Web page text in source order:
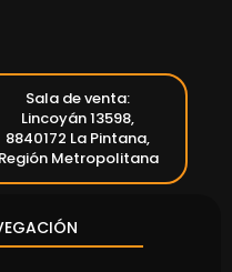
Sala de venta:
Lincoyán 13598,
8840172 La Pintana,
Región Metropolitana